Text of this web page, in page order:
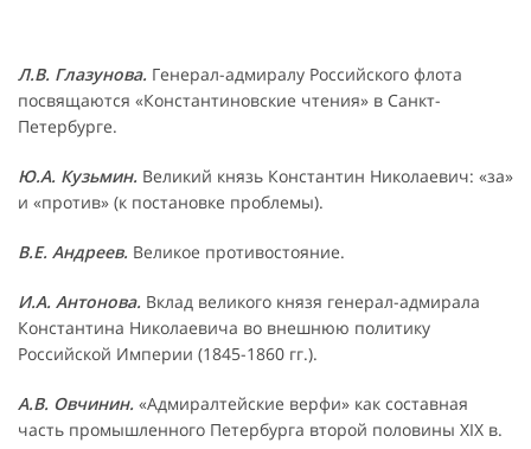
Л.В. Глазунова. Генерал-адмиралу Российского флота
посвящаются «Константиновские чтения» в Санкт-
Петербурге.
Ю.А. Кузьмин. Великий князь Константин Николаевич: «за»
и «против» (к постановке проблемы).
В.Е. Андреев. Великое противостояние.
И.А. Антонова. Вклад великого князя генерал-адмирала
Константина Николаевича во внешнюю политику
Российской Империи (1845-1860 гг.).
А.В. Овчинин. «Адмиралтейские верфи» как составная
часть промышленного Петербурга второй половины XIX в.